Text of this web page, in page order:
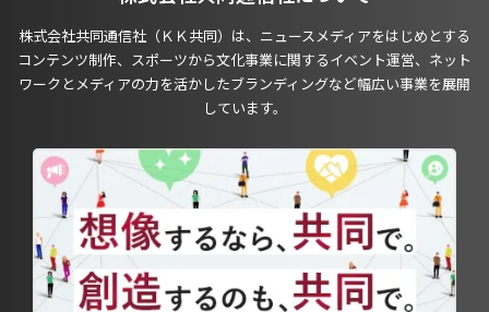
株式会社共同通信社（ＫＫ共同）は、ニュースメディアをはじめとする
コンテンツ制作、スポーツから文化事業に関するイベント運営、ネット
ワークとメディアの力を活かしたブランディングなど幅広い事業を展開
しています。